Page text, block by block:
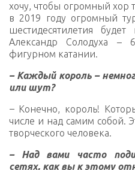
хочу, чтобы огромный хор
в 2019 году огромный
шестидесятилетия будет
Александр Солодуха
фигурном катании.
– Каждый король –
или шут?
– Конечно, король!
числе и над самим собой.
творческого человека.
– Над вами часто
сетях, как вы к этому